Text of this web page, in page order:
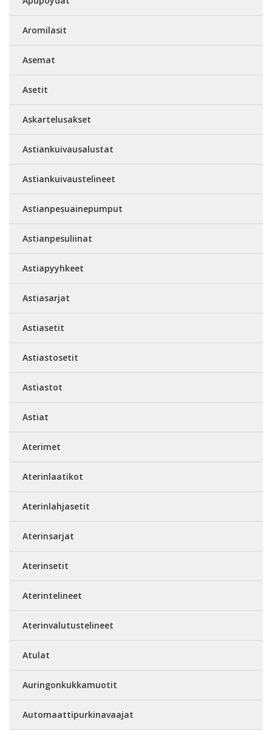
Aromilasit
Asemat
Asetit
Askartelusakset
Astiankuivausalustat
Astiankuivaustelineet
Astianpesuainepumput
Astianpesuliinat
Astiapyyhkeet
Astiasarjat
Astiasetit
Astiastosetit
Astiastot
Astiat
Aterimet
Aterinlaatikot
Aterinlahjasetit
Aterinsarjat
Aterinsetit
Aterintelineet
Aterinvalutustelineet
Atulat
Auringonkukkamuotit
Automaattipurkinavaajat